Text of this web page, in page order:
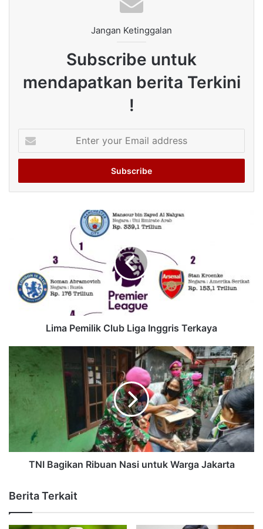
Jangan Ketinggalan
Subscribe untuk
mendapatkan berita Terkini
!
your
Email
Lima Pemilik Club Liga Inggris Terkaya
TNI Bagikan Ribuan Nasi untuk Warga Jakarta
Berita Terkait